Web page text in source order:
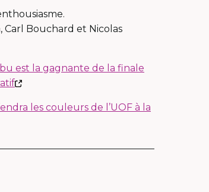
Carl Bouchard et Nicolas
est la gagnante de la finale
will
les couleurs de l’UOF à la